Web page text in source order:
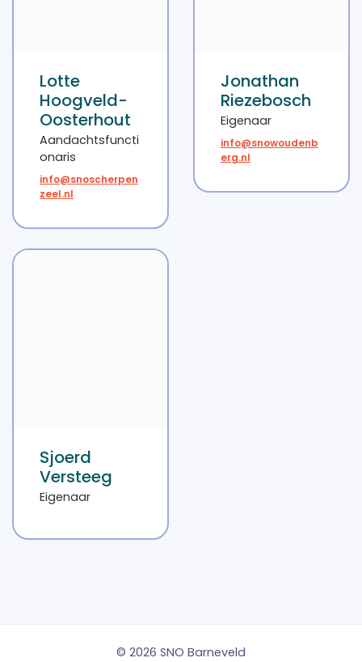
Lotte
Hoogveld-
Oosterhout
Aandachtsfuncti
onaris
info@snoscherpen
zeel.nl
Jonathan
Riezebosch
Eigenaar
info@snowoudenb
erg.nl
Sjoerd
Versteeg
Eigenaar
© 2026 SNO Barneveld